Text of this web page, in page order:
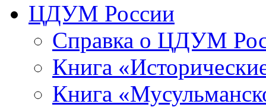
ЦДУМ России
Справка о ЦДУМ
Книга
Книга